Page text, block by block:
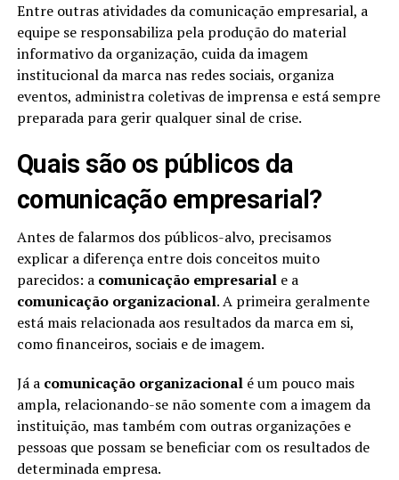
Entre outras atividades da comunicação empresarial, a
equipe se responsabiliza pela produção do material
informativo da organização, cuida da imagem
institucional da marca nas redes sociais, organiza
eventos, administra coletivas de imprensa e está sempre
preparada para gerir qualquer sinal de crise.
Quais são os públicos da
comunicação empresarial?
Antes de falarmos dos públicos-alvo, precisamos
explicar a diferença entre dois conceitos muito
parecidos: a comunicação empresariale a
comunicação organizacional. A primeira geralmente
está mais relacionada aos resultados da marca em si,
como financeiros, sociais e de imagem.
Já a comunicação organizacionalé um pouco mais
ampla, relacionando-se não somente com a imagem da
instituição, mas também com outras organizações e
pessoas que possam se beneficiar com os resultados de
determinada empresa.